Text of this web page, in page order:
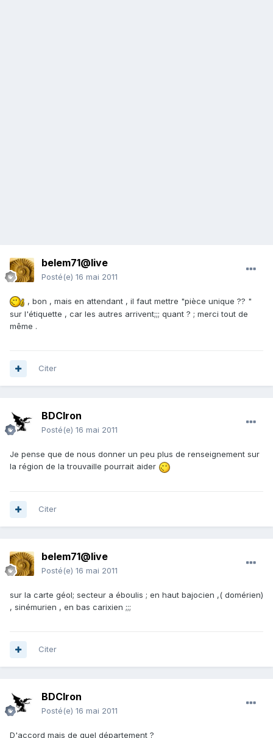
belem71@live
Posté(e) 16 mai 2011
, bon , mais en attendant , il faut mettre "pièce unique ?? "
sur l'étiquette , car les autres arrivent;;; quant ? ; merci tout de
même .
Citer
BDCIron
Posté(e) 16 mai 2011
Je pense que de nous donner un peu plus de renseignement sur
la région de la trouvaille pourrait aider
Citer
belem71@live
Posté(e) 16 mai 2011
sur la carte géol; secteur a éboulis ; en haut bajocien ,( domérien)
, sinémurien , en bas carixien ;;;
Citer
BDCIron
Posté(e) 16 mai 2011
D'accord mais de quel département ?